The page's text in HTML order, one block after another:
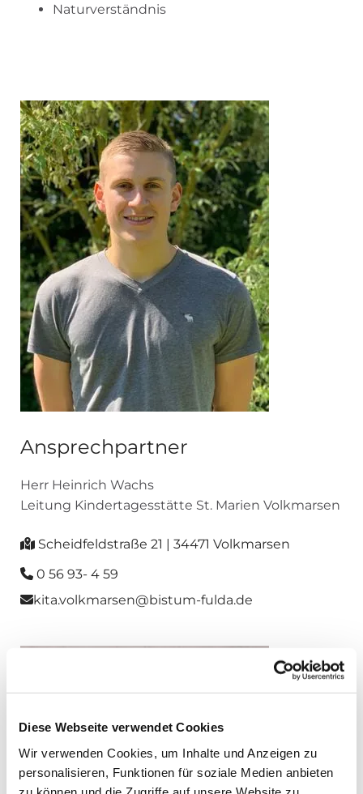
Diese Webseite verwendet Cookies
Wir verwenden Cookies, um Inhalte und Anzeigen zu
personalisieren, Funktionen für soziale Medien anbieten
Naturverständnis
Ansprechpartner
Herr Heinrich Wachs
Leitung Kindertagesstätte St. Marien Volkmarsen
 Scheidfeldstraße 21 | 34471 Volkmarsen
 0 56 93- 4 59
kita.volkmarsen@bistum-fulda.de